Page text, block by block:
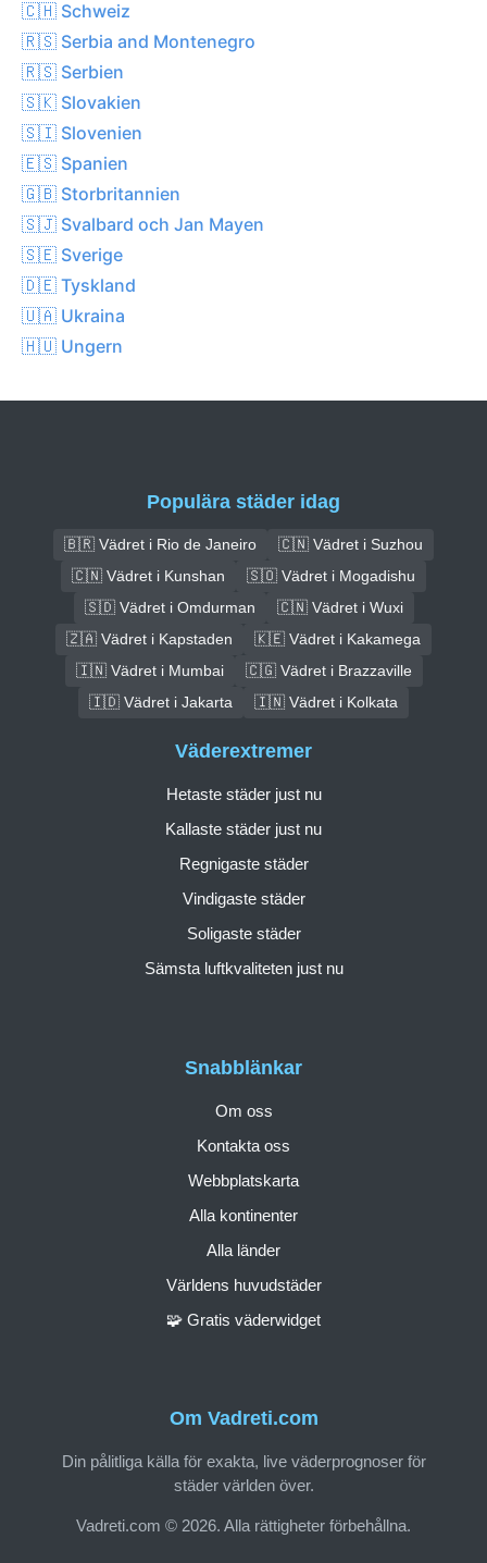
🇨🇭 Schweiz
🇷🇸 Serbia and Montenegro
🇷🇸 Serbien
🇸🇰 Slovakien
🇸🇮 Slovenien
🇪🇸 Spanien
🇬🇧 Storbritannien
🇸🇯 Svalbard och Jan Mayen
🇸🇪 Sverige
🇩🇪 Tyskland
🇺🇦 Ukraina
🇭🇺 Ungern
Populära städer idag
🇧🇷 Vädret i Rio de Janeiro
🇨🇳 Vädret i Suzhou
🇨🇳 Vädret i Kunshan
🇸🇴 Vädret i Mogadishu
🇸🇩 Vädret i Omdurman
🇨🇳 Vädret i Wuxi
🇿🇦 Vädret i Kapstaden
🇰🇪 Vädret i Kakamega
🇮🇳 Vädret i Mumbai
🇨🇬 Vädret i Brazzaville
🇮🇩 Vädret i Jakarta
🇮🇳 Vädret i Kolkata
Om Vadreti.com
Din pålitliga källa för exakta, live väderprognoser för
städer världen över.
Vadreti.com © 2026. Alla rättigheter förbehållna.
Snabblänkar
Om oss
Kontakta oss
Webbplatskarta
Alla kontinenter
Alla länder
Världens huvudstäder
🧩 Gratis väderwidget
Väderextremer
Hetaste städer just nu
Kallaste städer just nu
Regnigaste städer
Vindigaste städer
Soligaste städer
Sämsta luftkvaliteten just nu